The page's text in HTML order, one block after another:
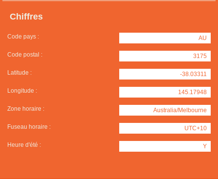
Chiffres
Code pays : AU
Code postal : 3175
Latitude : -38.03311
Longitude : 145.17948
Zone horaire : Australia/Melbourne
Fuseau horaire : UTC+10
Heure d'été : Y